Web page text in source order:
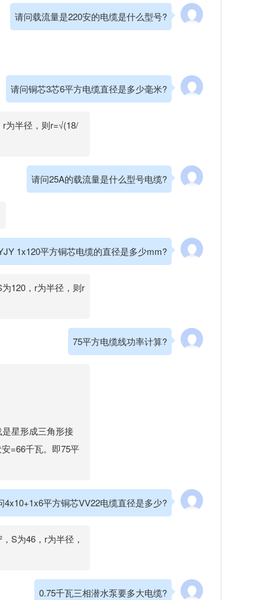
请问载流量是220安的电缆是什么型号?
请问铜芯3芯6平方电缆直径是多少毫米?
为半径，则r=√(18/
请问25A的载流量是什么型号电缆?
1x120平方铜芯电缆的直径是多少mm?
120，r为半径，则r
75平方电缆线功率计算?
星形成三角形接
=66千瓦。即75平
4x10+1x6平方铜芯VV22电缆直径是多少?
S为46，r为半径，
0.75千瓦三相潜水泵要多大电缆?